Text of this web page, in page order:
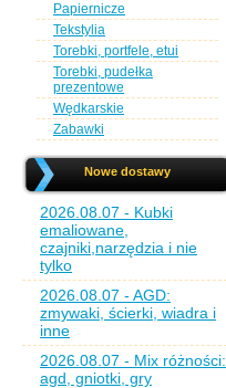
Papiernicze
Tekstylia
Torebki, portfele, etui
Torebki, pudełka
prezentowe
Wędkarskie
Zabawki
Nowe dostawy
2026.08.07 - Kubki
emaliowane,
czajniki,narzędzia i nie
tylko
2026.08.07 - AGD:
zmywaki, ścierki, wiadra i
inne
2026.08.07 - Mix różności:
agd, gniotki, gry